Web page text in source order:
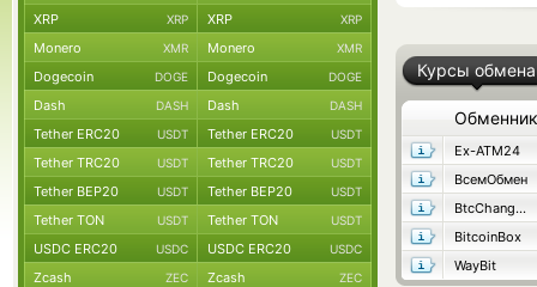
Курсы обмена
Обменник
Ex-ATM24
ВсемОбмен
BtcChange24
BitcoinBox
WayBit
XRP XRP XRP XRP
Monero XMR Monero XMR
Dogecoin DOGE Dogecoin DOGE
Dash DASH Dash DASH
Tether ERC20 USDT Tether ERC20 USDT
Tether TRC20 USDT Tether TRC20 USDT
Tether BEP20 USDT Tether BEP20 USDT
Tether TON USDT Tether TON USDT
USDC ERC20 USDC USDC ERC20 USDC
Zcash ZEC Zcash ZEC